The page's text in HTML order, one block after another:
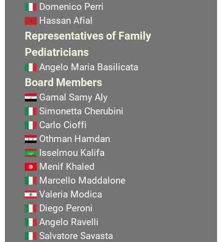
Domenico Perri
Hassan Afial
Representatives of Family
Pediatricians
Angelo Maria Basilicata
Board Members
Gamal Samy Aly
Simonetta Cherubini
Carlo Cioffi
Othman Hamdan
Isselmou Kalifa
Menif Khaled
Marcello Maddalone
Valeria Modica
Diego Peroni
Angelo Ravelli
Salvatore Savasta